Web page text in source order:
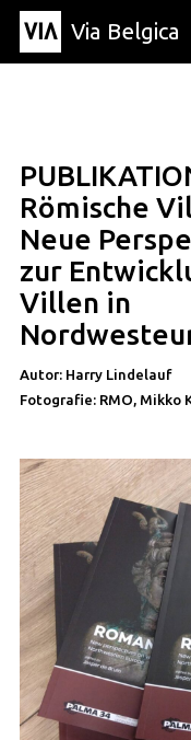
Via Belgica
artikelRömische
Neue
zur
Villen in
Autor: Harry Lindelauf
Fotografie: RMO, Mikko